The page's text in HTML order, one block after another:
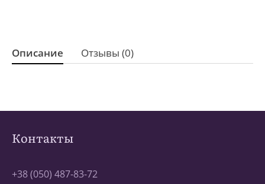
Описание Отзывы (0)
Контакты
+38 (050) 487-83-72